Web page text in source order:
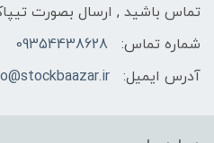
تماس باشید , ارسال بصورت
شماره تماس:
09354438628
آدرس ایمیل: